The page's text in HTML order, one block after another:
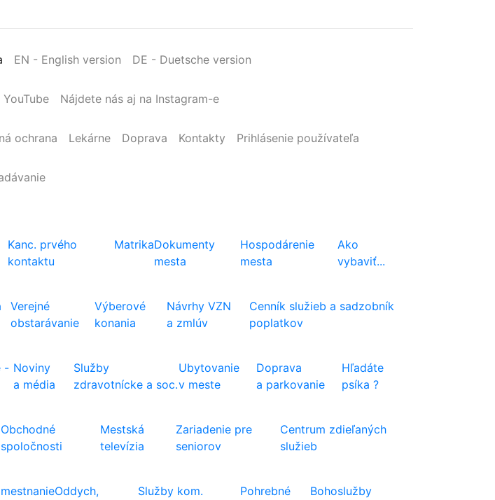
EN - English version DE - Duetsche version
Nájdete nás aj na Instagram-e
ochrana Lekárne Doprava Kontakty Prihlásenie používateľa
Kanc. prvého
kontaktu
MatrikaDokumenty
mesta
Hospodárenie
mesta
Ako
vybaviť...
Verejné
obstarávanie
Výberové
konania
Návrhy VZN
a zmlúv
Cenník služieb a sadzobník
poplatkov
- Noviny
a média
Služby
zdravotnícke a soc.
Ubytovanie
v meste
Doprava
a parkovanie
Hľadáte
psíka ?
Obchodné
spoločnosti
Mestská
televízia
Zariadenie pre
seniorov
Centrum zdieľaných
služieb
Oddych,
Služby kom.
Pohrebné
Bohoslužby